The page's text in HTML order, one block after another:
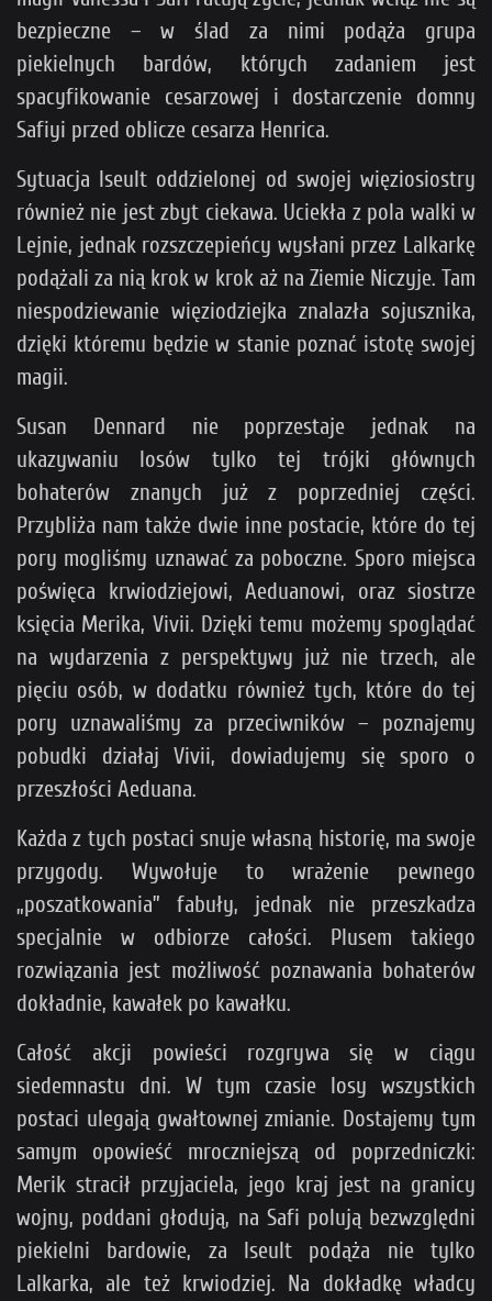
bezpieczne – w ślad za nimi podąża grupa
piekielnych bardów, których zadaniem jest
spacyfikowanie cesarzowej i dostarczenie domny
Safiyi przed oblicze cesarza Henrica.
Sytuacja Iseult oddzielonej od swojej więziosiostry
również nie jest zbyt ciekawa. Uciekła z pola walki w
Lejnie, jednak rozszczepieńcy wysłani przez Lalkarkę
podążali za nią krok w krok aż na Ziemie Niczyje. Tam
niespodziewanie więziodziejka znalazła sojusznika,
dzięki któremu będzie w stanie poznać istotę swojej
magii.
Susan Dennard nie poprzestaje jednak na
ukazywaniu losów tylko tej trójki głównych
bohaterów znanych już z poprzedniej części.
Przybliża nam także dwie inne postacie, które do tej
pory mogliśmy uznawać za poboczne. Sporo miejsca
poświęca krwiodziejowi, Aeduanowi, oraz siostrze
księcia Merika, Vivii. Dzięki temu możemy spoglądać
na wydarzenia z perspektywy już nie trzech, ale
pięciu osób, w dodatku również tych, które do tej
pory uznawaliśmy za przeciwników – poznajemy
pobudki działaj Vivii, dowiadujemy się sporo o
przeszłości Aeduana.
Każda z tych postaci snuje własną historię, ma swoje
przygody. Wywołuje to wrażenie pewnego
„poszatkowania” fabuły, jednak nie przeszkadza
specjalnie w odbiorze całości. Plusem takiego
rozwiązania jest możliwość poznawania bohaterów
dokładnie, kawałek po kawałku.
Całość akcji powieści rozgrywa się w ciągu
siedemnastu dni. W tym czasie losy wszystkich
postaci ulegają gwałtownej zmianie. Dostajemy tym
samym opowieść mroczniejszą od poprzedniczki:
Merik stracił przyjaciela, jego kraj jest na granicy
wojny, poddani głodują, na Safi polują bezwzględni
piekielni bardowie, za Iseult podąża nie tylko
Lalkarka, ale też krwiodziej. Na dokładkę władcy